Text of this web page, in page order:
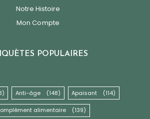
Notre Histoire
Mon Compte
POPULAIRES
Anti-âge (148) Apaisant (114)
alimentaire (139)